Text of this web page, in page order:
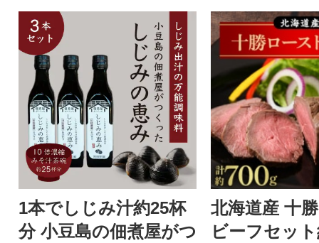
な使い方が楽しめます。
1本でしじみ汁約25杯
分 小豆島の佃煮屋がつ
北海道産 十
ビーフセッ